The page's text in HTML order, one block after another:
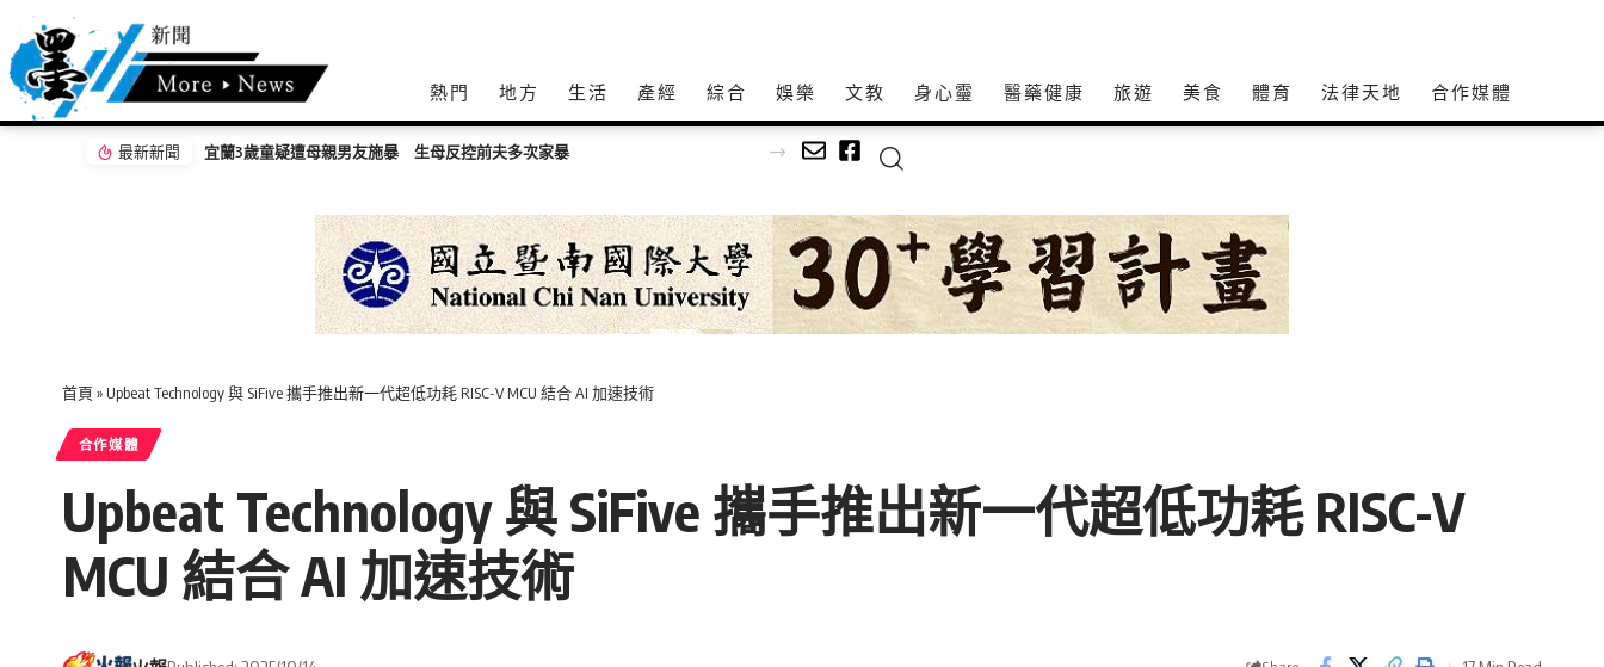
熱門 地方 生活 產經 綜合 娛樂 文教 身心𩆜 醫藥健康 旅遊 美食 體育 法律天地 合作媒體
最新新聞 嘉義無人機競賽登場 73隊挑戰穿越賽與無人機足球
首頁 » Upbeat Technology 與 SiFive 攜手推出新一代超低功耗 RISC-V MCU 結合 AI 加速技術
合作媒體
Upbeat Technology 與 SiFive 攜手推出新一代超低功耗 RISC-V
MCU 結合 AI 加速技術